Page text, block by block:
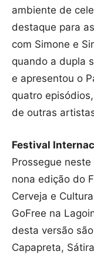
ambiente de
destaque para
com Simone e
quando a dupla
e apresentou o
quatro
de outras
Festival
Prossegue
nona edição do
Cerveja e
GoFree na
desta versão
Capapreta,